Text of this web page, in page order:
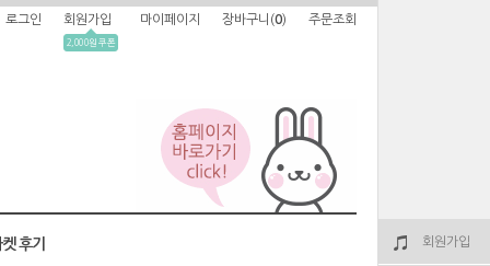
회원가입
로그인 회원가입
2,000원 쿠폰
마이페이지 장바구니(0) 주문조회
후기